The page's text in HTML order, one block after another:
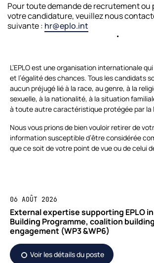
Pour toute demande de recrutement
votre candidature, veuillez nous
suivante : hr@eplo.int
L’EPLO est une organisation internationale
et l’égalité des chances. Tous les candidats
aucun préjugé lié à la race, au genre, à la
sexuelle, à la nationalité, à la situation
à toute autre caractéristique protégée par la
Nous vous prions de bien vouloir retirer de
information susceptible d’être considérée
que ce soit de votre point de vue ou de celui de
06 AOÛT 2026
External expertise supporting EPLO
Building Programme, coalition
engagement (WP3 &WP6)
Voir les détails du poste